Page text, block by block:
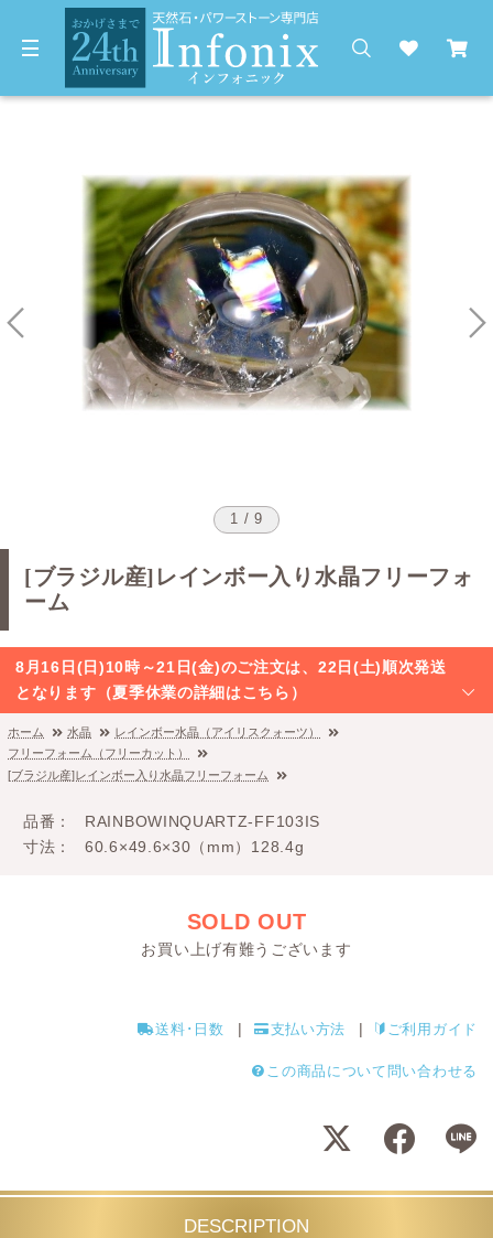
1 / 9
[ブラジル産]レインボー入り水晶フリーフォ
ーム
8月16日(日)10時～21日(金)のご注文は、22日(土)順次発送
となります（夏季休業の詳細はこちら）
ホーム 水晶
レインボー水晶（アイリスクォーツ）
フリーフォーム（フリーカット）
[ブラジル産]レインボー入り水晶フリーフォーム
品番
RAINBOWINQUARTZ-FF103IS
寸法
60.6×49.6×30（mm）128.4g
SOLD OUT
お買い上げ有難うございます
送料･日数 支払い方法 ご利用ガイド
この商品について問い合わせる
DESCRIPTION